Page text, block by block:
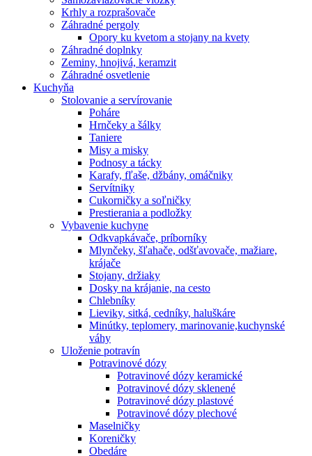
Krhly a rozprašovače
Záhradné pergoly
Opory ku kvetom a stojany na kvety
Záhradné doplnky
Zeminy, hnojivá, keramzit
Záhradné osvetlenie
Kuchyňa
Stolovanie a servírovanie
Poháre
Hrnčeky a šálky
Taniere
Misy a misky
Podnosy a tácky
Karafy, fľaše, džbány, omáčniky
Servítniky
Cukorničky a soľničky
Prestierania a podložky
Vybavenie kuchyne
Odkvapkávače, príborníky
Mlynčeky, šľahače, odšťavovače, mažiare,
krájače
Stojany, držiaky
Dosky na krájanie, na cesto
Chlebníky
Lieviky, sitká, cedníky, haluškáre
Minútky, teplomery, marinovanie,kuchynské
váhy
Uloženie potravín
Potravinové dózy
Potravinové dózy keramické
Potravinové dózy sklenené
Potravinové dózy plastové
Potravinové dózy plechové
Maselničky
Koreničky
Obedáre